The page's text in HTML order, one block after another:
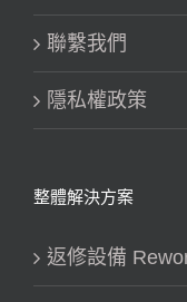
聯繫我們
隱私權政策
整體解決方案
返修設備